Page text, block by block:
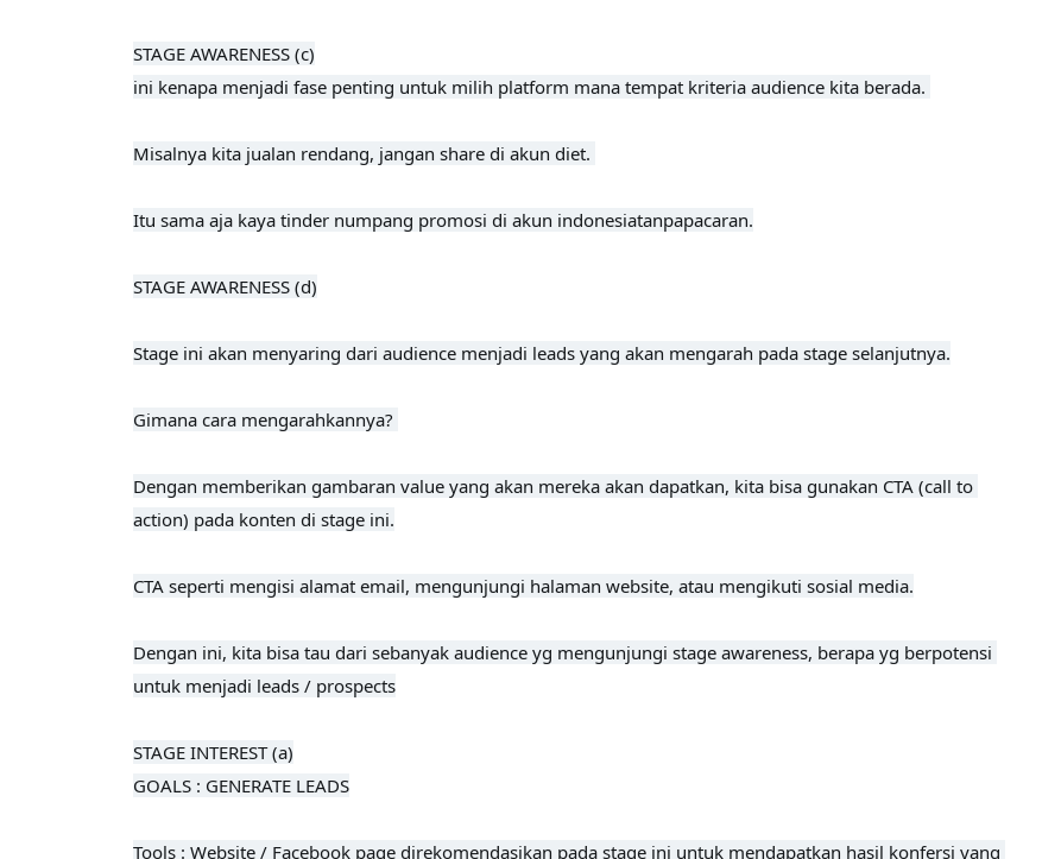
STAGE AWARENESS (c)
ini kenapa menjadi fase penting untuk milih platform mana tempat kriteria audience kita berada.
Misalnya kita jualan rendang, jangan share di akun diet.
Itu sama aja kaya tinder numpang promosi di akun indonesiatanpapacaran.
STAGE AWARENESS (d)
Stage ini akan menyaring dari audience menjadi leads yang akan mengarah pada stage selanjutnya.
Gimana cara mengarahkannya?
Dengan memberikan gambaran value yang akan mereka akan dapatkan, kita bisa gunakan CTA (call to
action) pada konten di stage ini.
CTA seperti mengisi alamat email, mengunjungi halaman website, atau mengikuti sosial media.
Dengan ini, kita bisa tau dari sebanyak audience yg mengunjungi stage awareness, berapa yg berpotensi
untuk menjadi leads / prospects
STAGE INTEREST (a)
GOALS : GENERATE LEADS
Tools : Website / Facebook page direkomendasikan pada stage ini untuk mendapatkan hasil konfersi yang